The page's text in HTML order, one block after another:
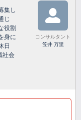
集し
じ
役割
身に
日
社会
コンサルタント
笠井 万里